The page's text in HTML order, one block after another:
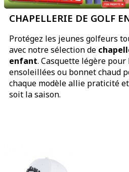
CHAPELLERIE DE GOLF
Protégez les jeunes golfeurs
avec notre sélection de
enfant. Casquette légère
ensoleillées ou bonnet chaud
chaque modèle allie praticité
soit la saison.